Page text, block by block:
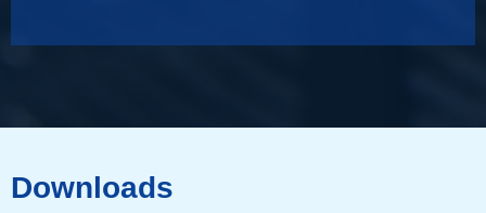
Artikelnummer
Wgw Rfs 1.4541 (321) Rund 80 Hl 6 mtr
Stück pro KG
Downloads